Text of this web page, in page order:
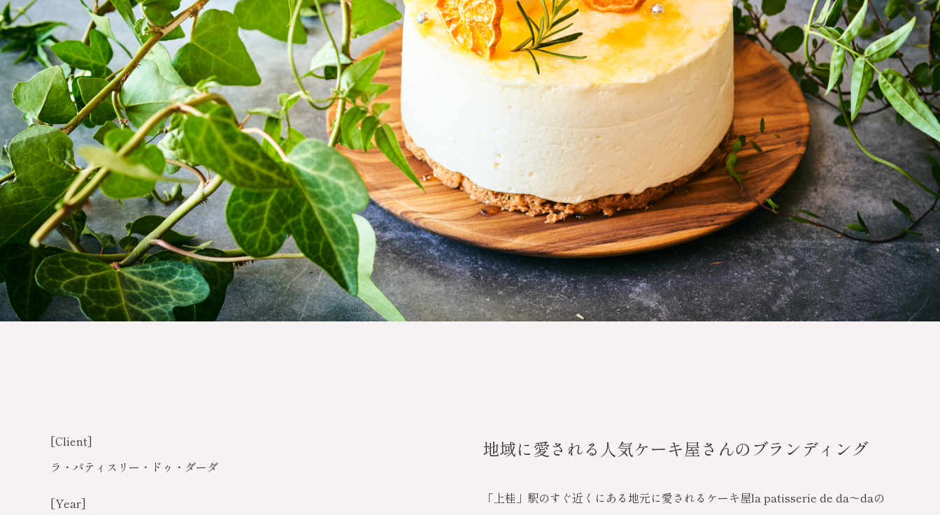
[Client]
ラ・パティスリー・ドゥ・ダーダ
[Year]
地域に愛される人気ケーキ屋さんのブランディング
「上桂」駅のすぐ近くにある地元に愛されるケーキ屋la patisserie de da～daの